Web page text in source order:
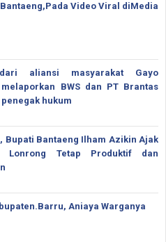
Video Viral diMedia
aliansi masyarakat Gayo
BWS dan PT Brantas
hukum
Bupati Bantaeng Ilham Azikin Ajak
Lonrong Tetap Produktif dan
Aniaya Warganya